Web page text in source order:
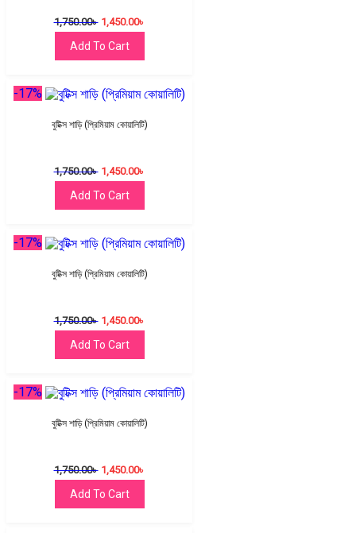
1,750.00৳ 1,450.00৳
Add To Cart
-17%
বুটিক্স শাড়ি (প্রিমিয়াম কোয়ালিটি)
1,750.00৳ 1,450.00৳
Add To Cart
-17%
বুটিক্স শাড়ি (প্রিমিয়াম কোয়ালিটি)
1,750.00৳ 1,450.00৳
Add To Cart
-17%
বুটিক্স শাড়ি (প্রিমিয়াম কোয়ালিটি)
1,750.00৳ 1,450.00৳
Add To Cart